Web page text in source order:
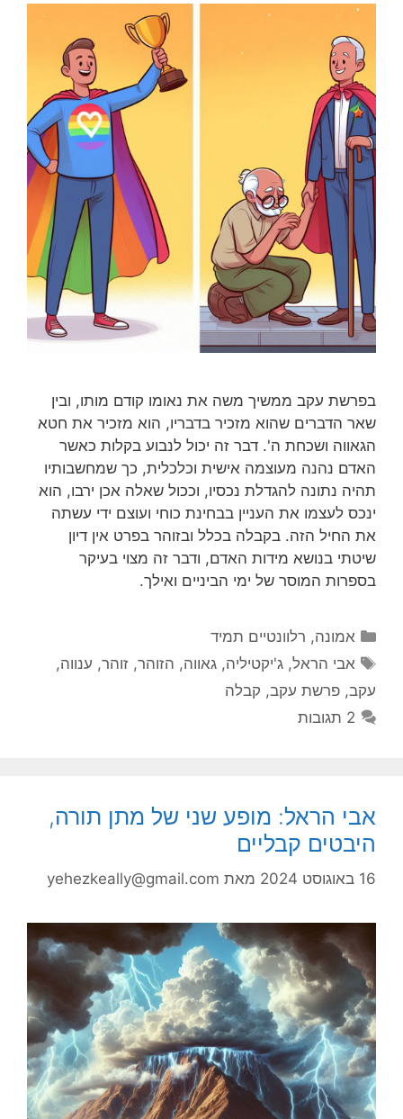
בפרשת עקב ממשיך משה את נאומו קודם מותו, ובין
שאר הדברים שהוא מזכיר בדבריו, הוא מזכיר את חטא
הגאווה ושכחת ה'. דבר זה יכול לנבוע בקלות כאשר
האדם נהנה מעוצמה אישית וכלכלית, כך שמחשבותיו
תהיה נתונה להגדלת נכסיו, וככול שאלה אכן ירבו, הוא
ינכס לעצמו את העניין בבחינת כוחי ועוצם ידי עשתה
את החיל הזה. בקבלה בכלל ובזוהר בפרט אין דיון
שיטתי בנושא מידות האדם, ודבר זה מצוי בעיקר
בספרות המוסר של ימי הביניים ואילך.
קטגוריות
אמונה, רלוונטיים תמיד
תגיות
אבי הראל,ג'יקטיליה,גאווה, הזוהר,זוהר, ענווה,
עקב, פרשת עקב, קבלה
2 תגובות
אבי הראל: מופע שני של מתן תורה,
היבטים קבליים
16 באוגוסט 2024 מאת yehezkeally@gmail.com